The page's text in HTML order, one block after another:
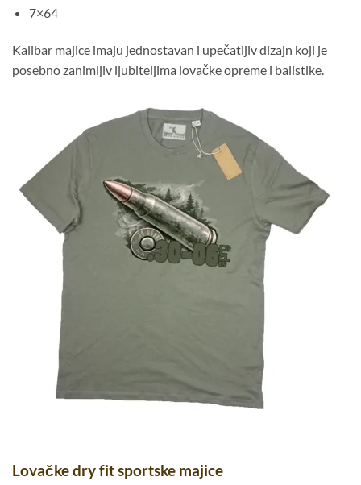
7×64
Kalibar majice imaju jednostavan i upečatljiv dizajn koji je
posebno zanimljiv ljubiteljima lovačke opreme i balistike.
Lovačke dry fit sportske majice